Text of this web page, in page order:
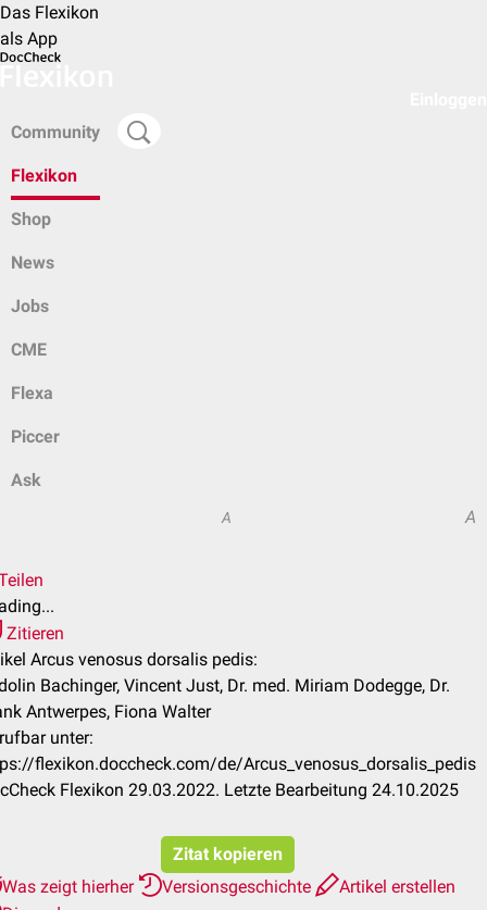
Das Flexikon
als App
Community
Flexikon
Shop
News
Jobs
CME
Flexa
Piccer
Ask
A A
Zitieren
Arcus venosus dorsalis pedis:
Bachinger, Vincent Just, Dr. med. Miriam Dodegge, Dr.
Antwerpes, Fiona Walter
unter:
flexikon.doccheck.com/de/Arcus_venosus_dorsalis_pedis
Flexikon 29.03.2022. Letzte Bearbeitung 24.10.2025
Zitat kopieren
Was zeigt hierher
Versionsgeschichte
Artikel erstellen